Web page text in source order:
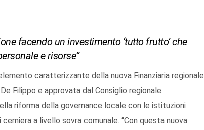
facendo un investimento ‘tutto frutto’ che
e risorse”
caratterizzante della nuova Finanziaria regionale
Filippo e approvata dal Consiglio regionale.
riforma della governance locale con le istituzioni
a livello sovra comunale. “Con questa nuova